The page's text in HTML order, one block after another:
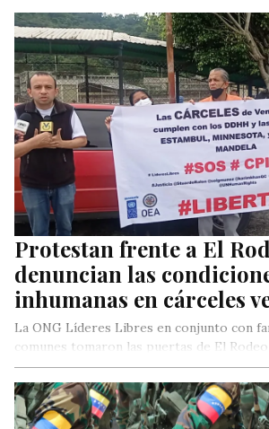
Protestan frente a El
denuncian las
inhumanas en cárceles
La ONG Líderes Libres en conjunto con
comunes tomaron las puertas de El